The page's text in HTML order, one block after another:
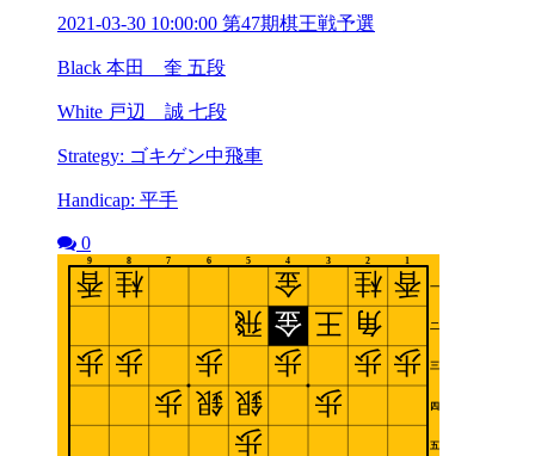
2021-03-30 10:00:00 第47期棋王戦予選
Black 本田 奎 五段
White 戸辺 誠 七段
Strategy: ゴキゲン中飛車
Handicap: 平手
0